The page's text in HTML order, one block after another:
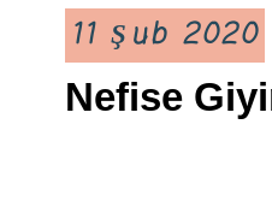
11 Şub 2020
Nefise